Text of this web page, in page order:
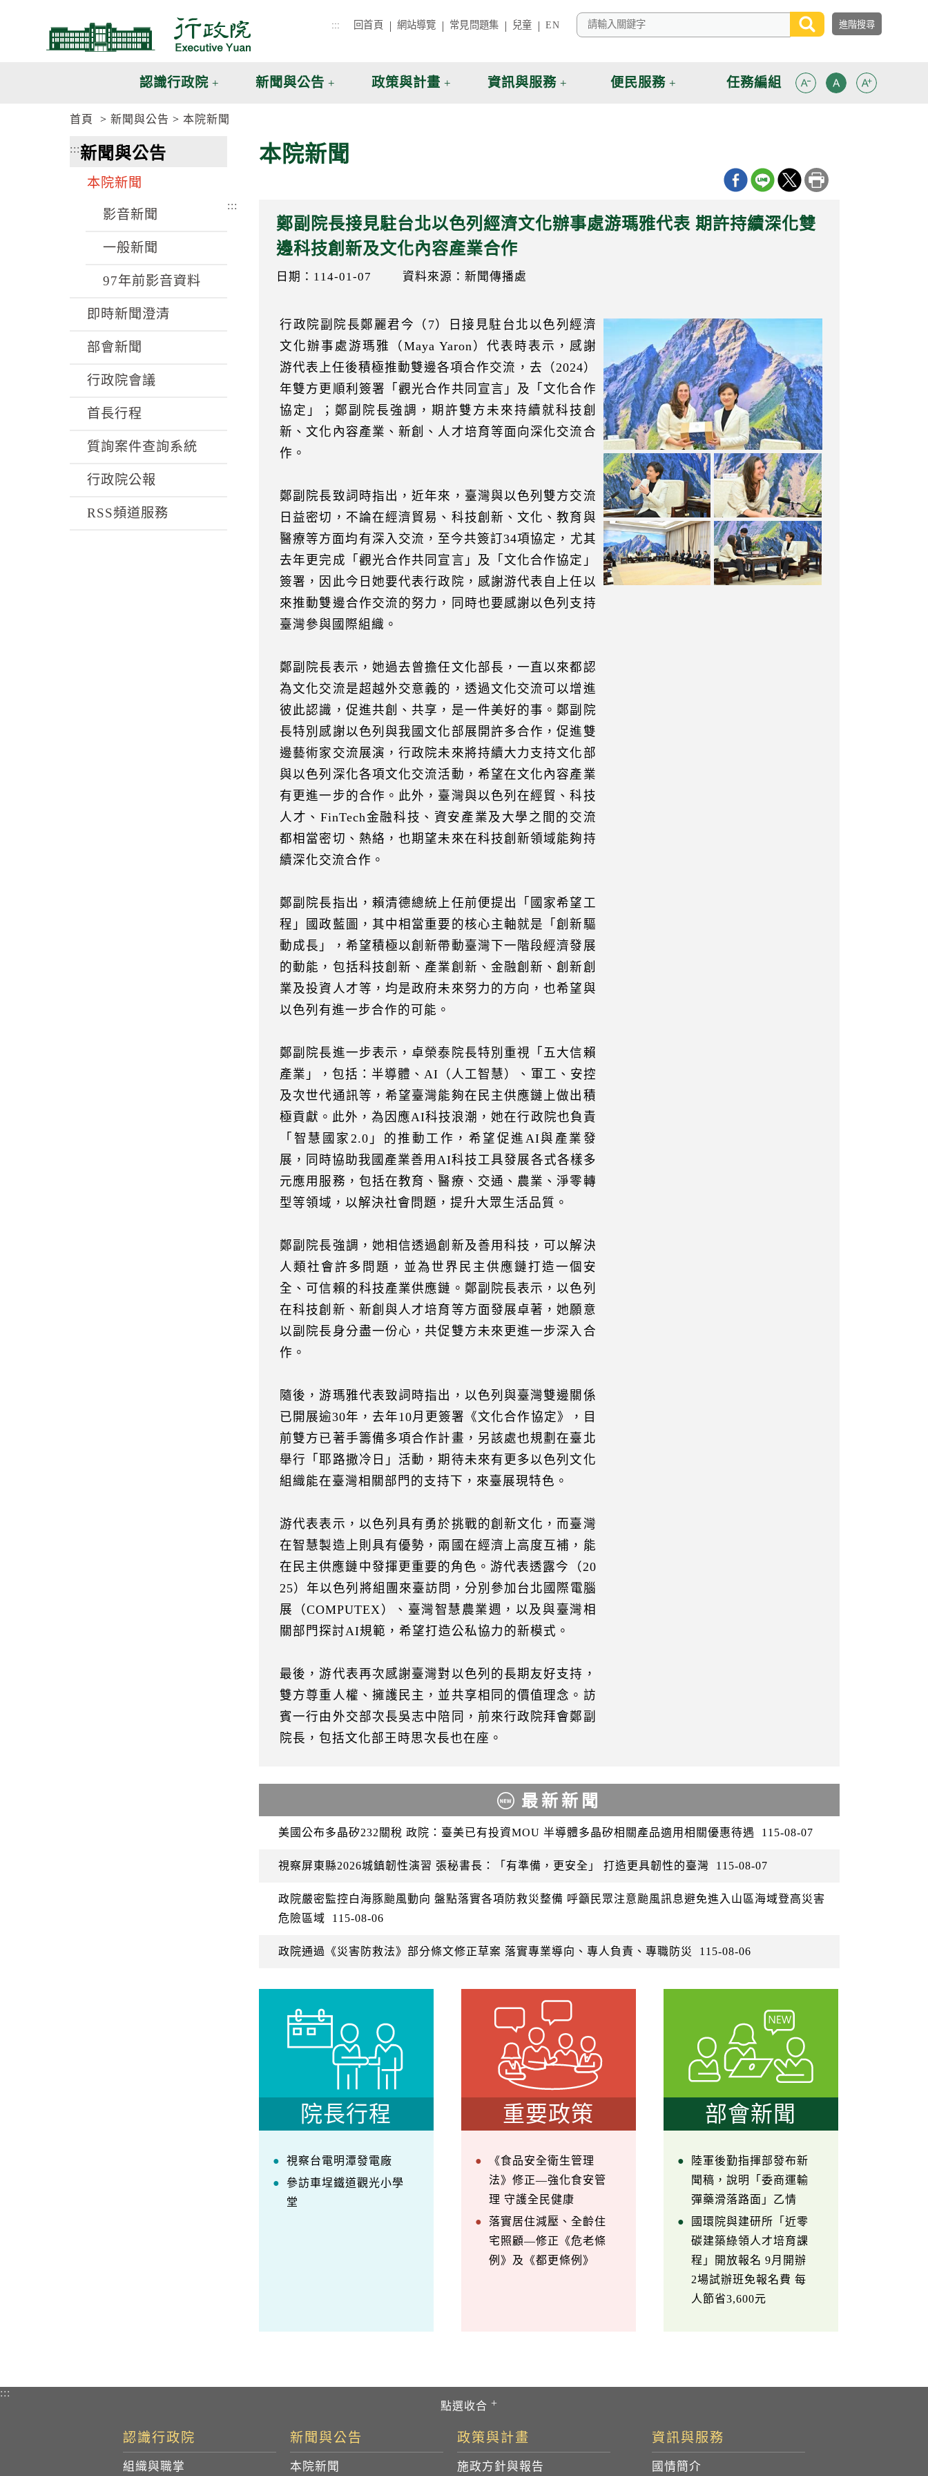
::: 回首頁 網站導覽 常見問題集 兒童 EN
認識行政院 新聞與公告 政策與計畫 資訊與服務 便民服務 任務編組
首頁 新聞與公告 本院新聞
:::新聞與公告
本院新聞
影音新聞
一般新聞
97年前影音資料
即時新聞澄清
部會新聞
行政院會議
首長行程
質詢案件查詢系統
行政院公報
RSS頻道服務
本院新聞
:::
鄭副院長接見駐台北以色列經濟文化辦事處游瑪雅代表 期許持續深化雙
邊科技創新及文化內容產業合作
日期：114-01-07 資料來源：新聞傳播處
行政院副院長鄭麗君今（7）日接見駐台北以色列經濟
文化辦事處游瑪雅（Maya Yaron）代表時表示，感謝
游代表上任後積極推動雙邊各項合作交流，去（2024）
年雙方更順利簽署「觀光合作共同宣言」及「文化合作
協定」；鄭副院長強調，期許雙方未來持續就科技創
新、文化內容產業、新創、人才培育等面向深化交流合
作。
鄭副院長致詞時指出，近年來，臺灣與以色列雙方交流
日益密切，不論在經濟貿易、科技創新、文化、教育與
醫療等方面均有深入交流，至今共簽訂34項協定，尤其
去年更完成「觀光合作共同宣言」及「文化合作協定」
簽署，因此今日她要代表行政院，感謝游代表自上任以
來推動雙邊合作交流的努力，同時也要感謝以色列支持
臺灣參與國際組織。
鄭副院長表示，她過去曾擔任文化部長，一直以來都認
為文化交流是超越外交意義的，透過文化交流可以增進
彼此認識，促進共創、共享，是一件美好的事。鄭副院
長特別感謝以色列與我國文化部展開許多合作，促進雙
邊藝術家交流展演，行政院未來將持續大力支持文化部
與以色列深化各項文化交流活動，希望在文化內容產業
有更進一步的合作。此外，臺灣與以色列在經貿、科技
人才、FinTech金融科技、資安產業及大學之間的交流
都相當密切、熱絡，也期望未來在科技創新領域能夠持
續深化交流合作。
鄭副院長指出，賴清德總統上任前便提出「國家希望工
程」國政藍圖，其中相當重要的核心主軸就是「創新驅
動成長」，希望積極以創新帶動臺灣下一階段經濟發展
的動能，包括科技創新、產業創新、金融創新、創新創
業及投資人才等，均是政府未來努力的方向，也希望與
以色列有進一步合作的可能。
鄭副院長進一步表示，卓榮泰院長特別重視「五大信賴
產業」，包括：半導體、AI（人工智慧）、軍工、安控
及次世代通訊等，希望臺灣能夠在民主供應鏈上做出積
極貢獻。此外，為因應AI科技浪潮，她在行政院也負責
「智慧國家2.0」的推動工作，希望促進AI與產業發
展，同時協助我國產業善用AI科技工具發展各式各樣多
元應用服務，包括在教育、醫療、交通、農業、淨零轉
型等領域，以解決社會問題，提升大眾生活品質。
鄭副院長強調，她相信透過創新及善用科技，可以解決
人類社會許多問題，並為世界民主供應鏈打造一個安
全、可信賴的科技產業供應鏈。鄭副院長表示，以色列
在科技創新、新創與人才培育等方面發展卓著，她願意
以副院長身分盡一份心，共促雙方未來更進一步深入合
作。
隨後，游瑪雅代表致詞時指出，以色列與臺灣雙邊關係
已開展逾30年，去年10月更簽署《文化合作協定》，目
前雙方已著手籌備多項合作計畫，另該處也規劃在臺北
舉行「耶路撒冷日」活動，期待未來有更多以色列文化
組織能在臺灣相關部門的支持下，來臺展現特色。
游代表表示，以色列具有勇於挑戰的創新文化，而臺灣
在智慧製造上則具有優勢，兩國在經濟上高度互補，能
在民主供應鏈中發揮更重要的角色。游代表透露今（20
25）年以色列將組團來臺訪問，分別參加台北國際電腦
展（COMPUTEX）、臺灣智慧農業週，以及與臺灣相
關部門探討AI規範，希望打造公私協力的新模式。
最後，游代表再次感謝臺灣對以色列的長期友好支持，
雙方尊重人權、擁護民主，並共享相同的價值理念。訪
賓一行由外交部次長吳志中陪同，前來行政院拜會鄭副
院長，包括文化部王時思次長也在座。
最新新聞
美國公布多晶矽232關稅 政院：臺美已有投資MOU 半導體多晶矽相關產品適用相關優惠待遇 115-08-07
視察屏東縣2026城鎮韌性演習 張秘書長：「有準備，更安全」 打造更具韌性的臺灣 115-08-07
政院嚴密監控白海豚颱風動向 盤點落實各項防救災整備 呼籲民眾注意颱風訊息避免進入山區海域登高災害
危險區域
115-08-06
政院通過《災害防救法》部分條文修正草案 落實專業導向、專人負責、專職防災 115-08-06
院長行程
視察台電明潭發電廠
參訪車埕鐵道觀光小學
堂
重要政策
《食品安全衛生管理
法》修正—強化食安管
理 守護全民健康
落實居住減壓、全齡住
宅照顧—修正《危老條
例》及《都更條例》
部會新聞
陸軍後勤指揮部發布新
聞稿，說明「委商運輸
彈藥滑落路面」乙情
國環院與建研所「近零
碳建築綠領人才培育課
程」開放報名 9月開辦
2場試辦班免報名費 每
人節省3,600元
:::
認識行政院
組織與職掌
新聞與公告
本院新聞
政策與計畫
施政方針與報告
資訊與服務
國情簡介